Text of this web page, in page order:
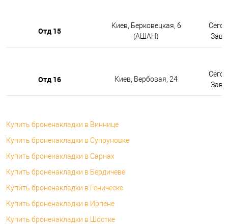
Отд 15
Киев, Берковецкая, 6
(АШАН)
Отд 16 Киев, Вербовая, 24
Купить броненакладки в Виннице
Купить броненакладки в Супруновке
Купить броненакладки в Сарнах
Купить броненакладки в Бердичеве
Купить броненакладки в Геническе
Купить броненакладки в Ирпене
Купить броненакладки в Шостке